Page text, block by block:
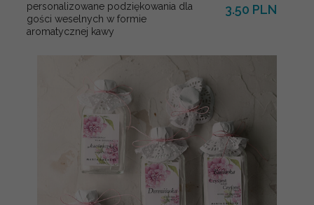
personalizowane podziękowania dla
gości weselnych w formie
aromatycznej kawy
3.50 PLN